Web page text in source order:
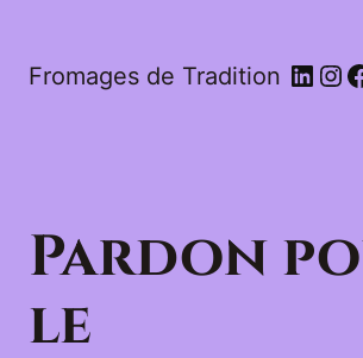
Fromages de Tradition
Pardon
le